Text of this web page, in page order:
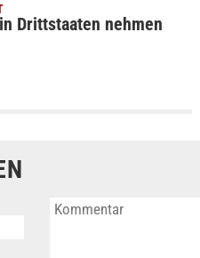
Drittstaaten nehmen